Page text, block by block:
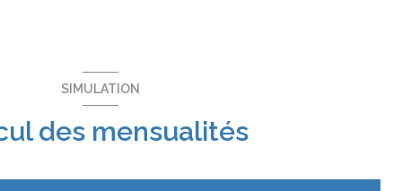
SIMULATION
des mensualités